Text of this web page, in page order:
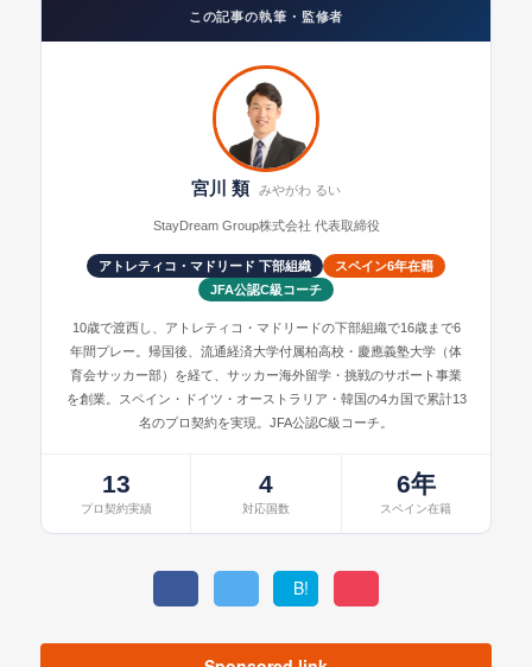
この記事の執筆・監修者
宮川 類 みやがわ るい
StayDream Group株式会社 代表取締役
アトレティコ・マドリード 下部組織
スペイン6年在籍
JFA公認C級コーチ
10歳で渡西し、アトレティコ・マドリードの下部組織で16歳まで6
年間プレー。帰国後、流通経済大学付属柏高校・慶應義塾大学（体
育会サッカー部）を経て、サッカー海外留学・挑戦のサポート事業
を創業。スペイン・ドイツ・オーストラリア・韓国の4カ国で累計13
名のプロ契約を実現。JFA公認C級コーチ。
13
プロ契約実績
4
対応国数
6年
スペイン在籍
B!